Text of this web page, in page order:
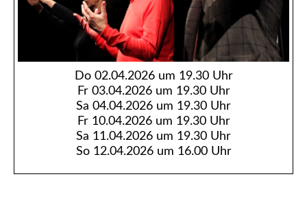
Do 02.04.2026 um 19.30 Uhr
Fr 03.04.2026 um 19.30 Uhr
Sa 04.04.2026 um 19.30 Uhr
Fr 10.04.2026 um 19.30 Uhr
Sa 11.04.2026 um 19.30 Uhr
So 12.04.2026 um 16.00 Uhr